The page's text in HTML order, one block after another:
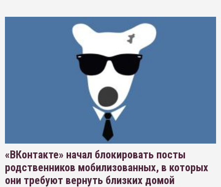
«ВКонтакте» начал блокировать посты
родственников мобилизованных, в которых
они требуют вернуть близких домой